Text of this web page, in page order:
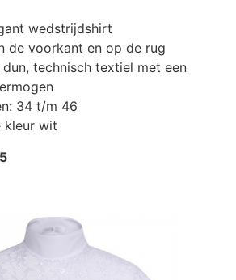
wedstrijdshirt
de voorkant en op de rug
technisch textiel met een
34 t/m 46
kleur wit